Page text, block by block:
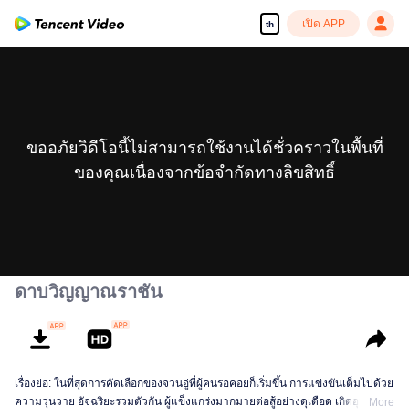
th เปิด APP
ขออภัยวิดีโอนี้ไม่สามารถใช้งานได้ชั่วคราวในพื้นที่
ของคุณเนื่องจากข้อจำกัดทางลิขสิทธิ์
ดาบวิญญาณราชัน
เรื่องย่อ: ในที่สุดการคัดเลือกของจวนอู่ที่ผู้คนรอคอยก็เริ่มขึ้น การแข่งขันเต็มไปด้วย
ความวุ่นวาย อัจฉริยะรวมตัวกัน ผู้แข็งแกร่งมากมายต่อสู้อย่างดุเดือด เกิดอุบัติเหตุ
More